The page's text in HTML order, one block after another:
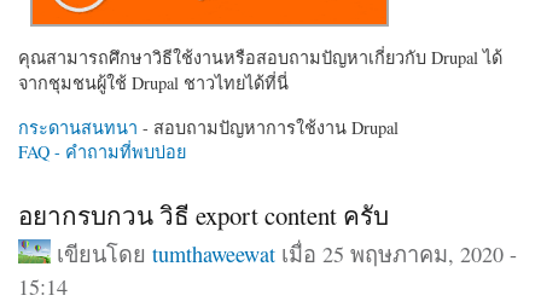
คุณสามารถศึกษาวิธีใช้งานหรือสอบถามปัญหาเกี่ยวกับ Drupal ได้
จากชุมชนผู้ใช้ Drupal ชาวไทยได้ที่นี่
กระดานสนทนา - สอบถามปัญหาการใช้งาน Drupal
FAQ - คำถามที่พบบ่อย
อยากรบกวน วิธี export content ครับ
เขียนโดย tumthaweewatเมื่อ 25 พฤษภาคม, 2020 -
15:14